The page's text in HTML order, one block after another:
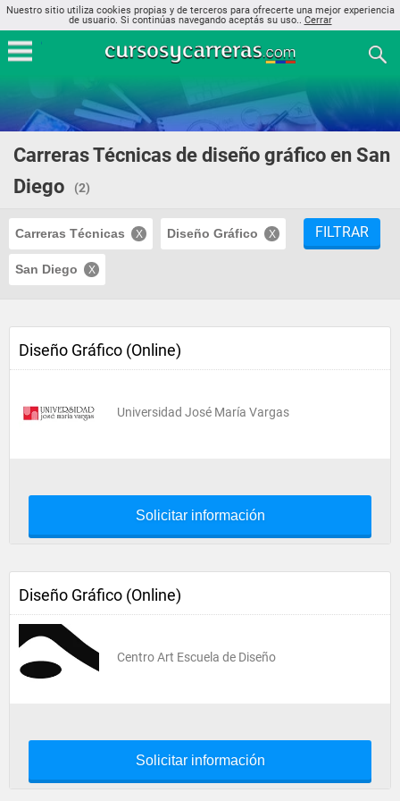
Nuestro sitio utiliza cookies propias y de terceros para ofrecerte una mejor experiencia
de usuario. Si continúas navegando aceptás su uso.. Cerrar
Carreras Técnicas de diseño gráfico en San
Diego
(2)
Carreras Técnicas Diseño Gráfico
San Diego
FILTRAR
Diseño Gráfico (Online)
Universidad José María Vargas
Solicitar información
Diseño Gráfico (Online)
Centro Art Escuela de Diseño
Solicitar información